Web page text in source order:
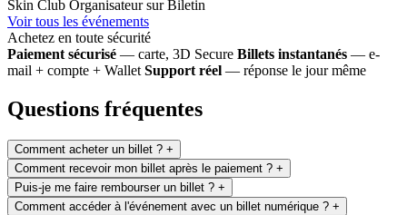
Skin Club Organisateur sur Biletin
Voir tous les événements
Achetez en toute sécurité
Paiement sécurisé — carte, 3D Secure Billets instantanés — e-
mail + compte + Wallet Support réel — réponse le jour même
Questions fréquentes
Comment acheter un billet ? +
Comment recevoir mon billet après le paiement ? +
Puis-je me faire rembourser un billet ? +
Comment accéder à l'événement avec un billet numérique ? +